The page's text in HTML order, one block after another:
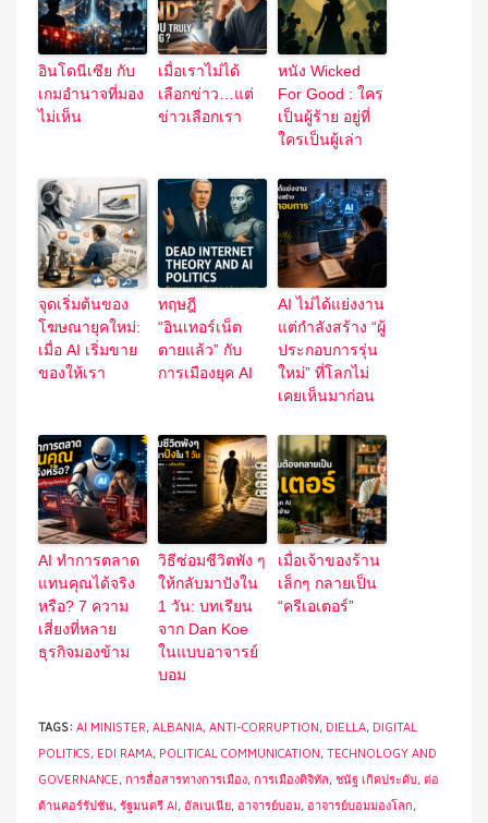
อินโดนีเซีย กับ
เกมอำนาจที่มอง
ไม่เห็น
เมื่อเราไม่ได้
เลือกข่าว…แต่
ข่าวเลือกเรา
หนัง Wicked
For Good : ใคร
เป็นผู้ร้าย อยู่ที่
ใครเป็นผู้เล่า
จุดเริ่มต้นของ
โฆษณายุคใหม่:
เมื่อ AI เริ่มขาย
ของให้เรา
ทฤษฎี
“อินเทอร์เน็ต
ตายแล้ว” กับ
การเมืองยุค AI
AI ไม่ได้แย่งงาน
แต่กำลังสร้าง “ผู้
ประกอบการรุ่น
ใหม่” ที่โลกไม่
เคยเห็นมาก่อน
AI ทำการตลาด
แทนคุณได้จริง
หรือ? 7 ความ
เสี่ยงที่หลาย
ธุรกิจมองข้าม
วิธีซ่อมชีวิตพัง ๆ
ให้กลับมาปังใน
1 วัน: บทเรียน
จาก Dan Koe
ในแบบอาจารย์
บอม
เมื่อเจ้าของร้าน
เล็กๆ กลายเป็น
“ครีเอเตอร์”
TAGS: AI MINISTER, ALBANIA, ANTI-CORRUPTION, DIELLA, DIGITAL
POLITICS, EDI RAMA, POLITICAL COMMUNICATION, TECHNOLOGY AND
GOVERNANCE, การสื่อสารทางการเมือง, การเมืองดิจิทัล, ชนัฐ เกิดประดับ, ต่อ
ต้านคอร์รัปชัน, รัฐมนตรี AI, อัลเบเนีย, อาจารย์บอม, อาจารย์บอมมองโลก,